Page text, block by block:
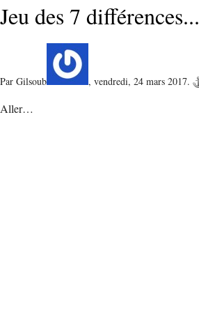
Jeu des 7 différences...
Par Gilsoub , vendredi, 24 mars 2017.
Aller…